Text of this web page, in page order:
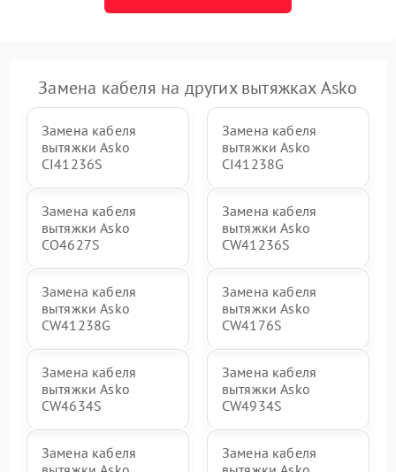
Замена кабеля на других вытяжках Asko
Замена кабеля
вытяжки Asko
CI41236S
Замена кабеля
вытяжки Asko
CI41238G
Замена кабеля
вытяжки Asko
CO4627S
Замена кабеля
вытяжки Asko
CW41236S
Замена кабеля
вытяжки Asko
CW41238G
Замена кабеля
вытяжки Asko
CW4176S
Замена кабеля
вытяжки Asko
CW4634S
Замена кабеля
вытяжки Asko
CW4934S
Замена кабеля
Замена кабеля